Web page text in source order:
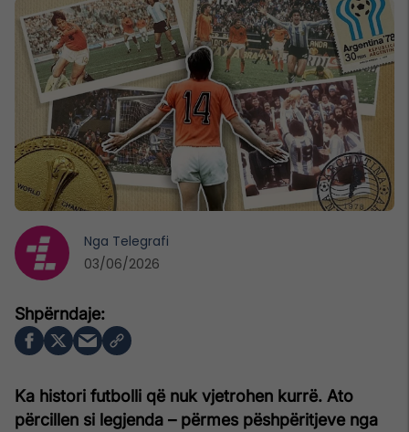
Ka histori futbolli që nuk vjetrohen kurrë. Ato
përcillen si legjenda – përmes pëshpëritjeve nga
Nga Telegrafi
03/06/2026